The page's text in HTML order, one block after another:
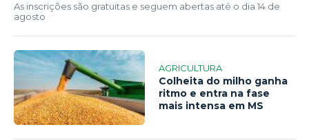
As inscrições são gratuitas e seguem abertas até o dia 14 de
agosto
AGRICULTURA
Colheita do milho ganha
ritmo e entra na fase
mais intensa em MS